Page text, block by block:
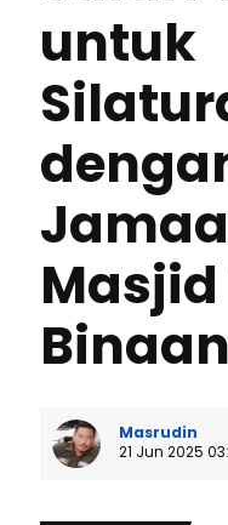
untuk
Binaan
Masrudin
21 Jun 2025